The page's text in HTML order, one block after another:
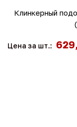
Клинкерный
Цена за шт.: